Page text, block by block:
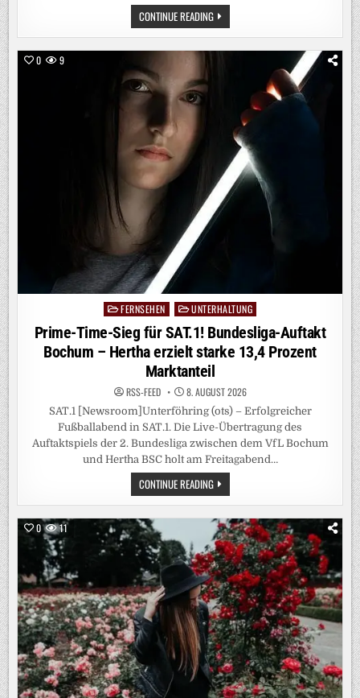
CONTINUE READINGGEMEINSAM
STARK:
RTL+
MILLIONEN
MENSCHEN
0 9
PostedFERNSEHEN UNTERHALTUNG
Prime-Time-Sieg für SAT.1! Bundesliga-Auftakt
Bochum – Hertha erzielt starke 13,4 Prozent
Marktanteil
RSS-FEED 8. AUGUST 2026
SAT.1 [Newsroom]Unterföhring (ots) – Erfolgreicher
Fußballabend in SAT.1. Die Live-Übertragung des
Auftaktspiels der 2. Bundesliga zwischen dem VfL Bochum
und Hertha BSC holt am Freitagabend…
CONTINUE READINGPRIME-
TIME-
SIEG
FÜR
SAT.1!
BUNDESLIGA-
AUFTAKT
BOCHUM
–
HERTHA
ERZIELT
STARKE
13,4
PROZENT
MARKTANTEIL
0 11